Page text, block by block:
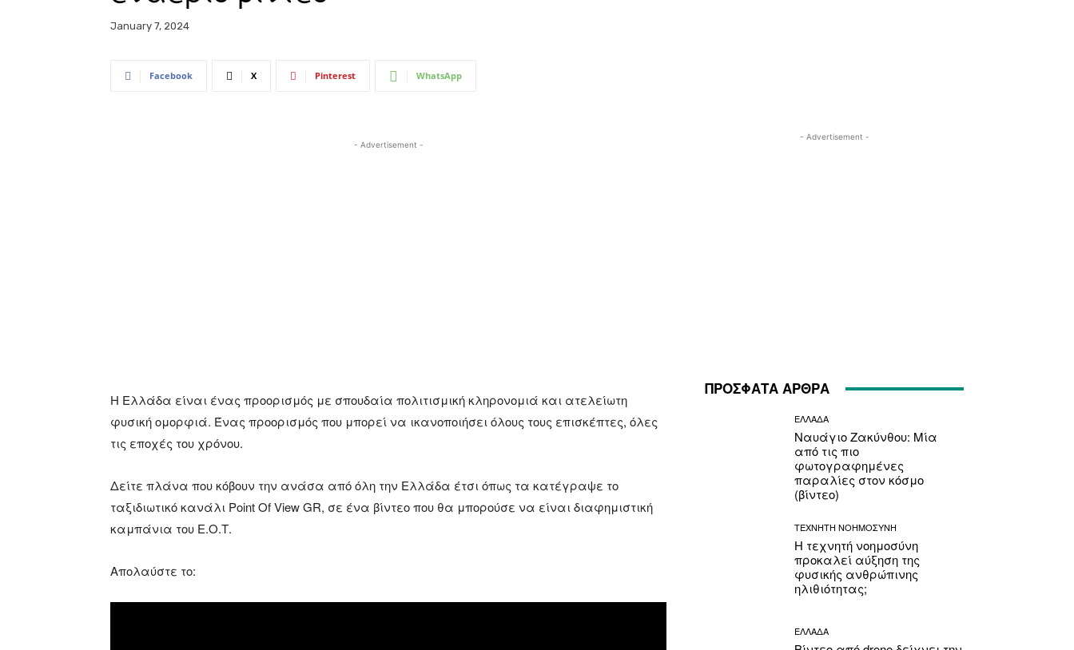
January 7, 2024
Facebook X Pinterest WhatsApp
- Advertisement -
Η Ελλάδα είναι ένας προορισμός με σπουδαία πολιτισμική κληρονομιά και ατελείωτη
φυσική ομορφιά. Ένας προορισμός που μπορεί να ικανοποιήσει όλους τους επισκέπτες, όλες
τις εποχές του χρόνου.
Δείτε πλάνα που κόβουν την ανάσα από όλη την Ελλάδα έτσι όπως τα κατέγραψε το
ταξιδιωτικό κανάλι Point Of View GR, σε ένα βίντεο που θα μπορούσε να είναι διαφημιστική
καμπάνια του Ε.Ο.Τ.
Απολαύστε το:
- Advertisement -
ΠΡΟΣΦΑΤΑ ΑΡΘΡΑ
ΕΛΛΑΔΑ
Ναυάγιο Ζακύνθου: Μία
από τις πιο
φωτογραφημένες
παραλίες στον κόσμο
(βίντεο)
ΤΕΧΝΗΤΗ ΝΟΗΜΟΣΥΝΗ
Η τεχνητή νοημοσύνη
προκαλεί αύξηση της
φυσικής ανθρώπινης
ηλιθιότητας;
ΕΛΛΑΔΑ